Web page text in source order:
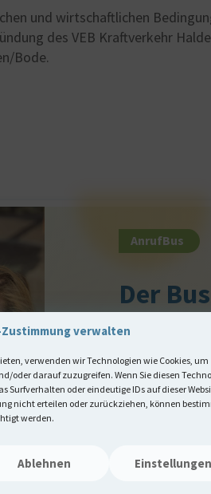
verwalten
verwenden wir Technologien wie Cookies, um
oder darauf zuzugreifen. Wenn Sie diesen
Surfverhalten oder eindeutige IDs auf dieser
nicht erteilen oder zurückziehen, können
werden.
Ablehnen Einstellungen
und wirtschaftlichen
des VEB Kraftverkehr
Bode.
AnrufBus
Der
Bestellzeiten:
täglich
* 3,9 ct/min
Festnetz,